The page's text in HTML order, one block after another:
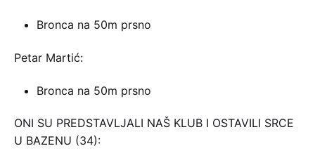
Bronca na 50m prsno
Petar Martić:
Bronca na 50m prsno
ONI SU PREDSTAVLJALI NAŠ KLUB I OSTAVILI SRCE
U BAZENU (34):